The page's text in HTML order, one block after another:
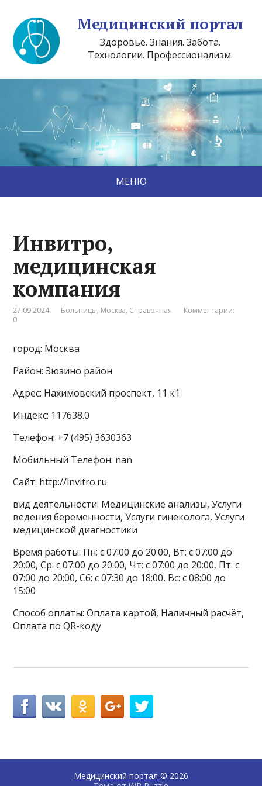
Медицинский портал
Здоровье. Знания. Забота.
Технологии. Профессионализм.
МЕНЮ
Инвитро,
медицинская
компания
27.09.2024 Больницы, Москва, Справочная
Комментарии:
0
город: Москва
Район: Зюзино район
Адрес: Нахимовский проспект, 11 к1
Индекс: 117638.0
Телефон: +7 (495) 3630363
Мобильный Телефон: nan
Сайт: http://invitro.ru
вид деятельности: Медицинские анализы, Услуги
ведения беременности, Услуги гинеколога, Услуги
медицинской диагностики
Время работы: Пн: с 07:00 до 20:00, Вт: с 07:00 до
20:00, Ср: с 07:00 до 20:00, Чт: с 07:00 до 20:00, Пт: с
07:00 до 20:00, Сб: с 07:30 до 18:00, Вс: с 08:00 до
15:00
Способ оплаты: Оплата картой, Наличный расчёт,
Оплата по QR-коду
Медицинский портал © 2026